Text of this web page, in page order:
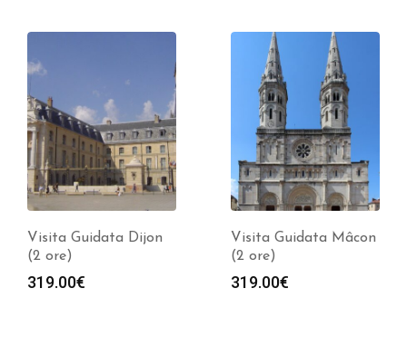
Visita Guidata Dijon
(2 ore)
319.00€
Visita Guidata Mâcon
(2 ore)
319.00€